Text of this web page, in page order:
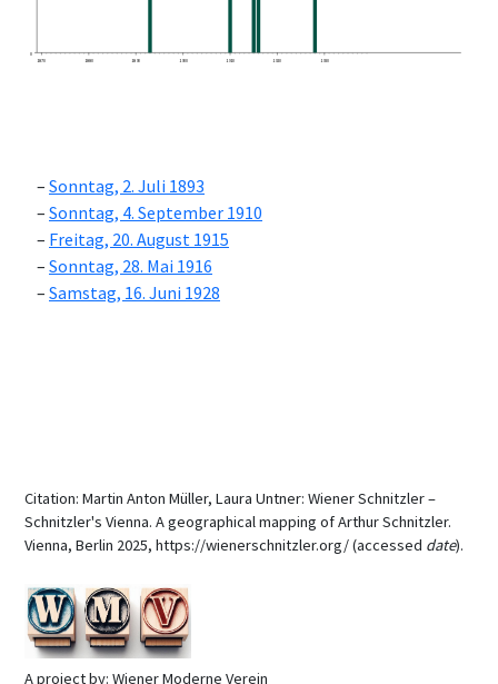
0
1870
1880 1890 1900 1910 1920 1930
Sonntag, 2. Juli 1893
Sonntag, 4. September 1910
Freitag, 20. August 1915
Sonntag, 28. Mai 1916
Samstag, 16. Juni 1928
Citation: Martin Anton Müller, Laura Untner: Wiener Schnitzler –
Schnitzler's Vienna. A geographical mapping of Arthur Schnitzler.
Vienna, Berlin 2025, https://wienerschnitzler.org/ (accessed date).
A project by: Wiener Moderne Verein